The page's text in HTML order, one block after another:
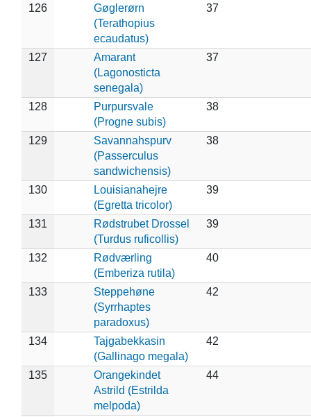
126
Gøglerørn
(Terathopius
ecaudatus)
37
127
Amarant
(Lagonosticta
senegala)
37
128
Purpursvale
(Progne subis)
38
129
Savannahspurv
(Passerculus
sandwichensis)
38
130
Louisianahejre
(Egretta tricolor)
39
131
Rødstrubet Drossel
(Turdus ruficollis)
39
132
Rødværling
(Emberiza rutila)
40
133
Steppehøne
(Syrrhaptes
paradoxus)
42
134
Tajgabekkasin
(Gallinago megala)
42
135
Orangekindet
Astrild (Estrilda
melpoda)
44